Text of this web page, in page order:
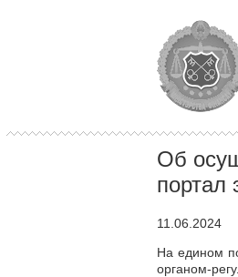
Об
портал
11.06.2024
На едином
органом-